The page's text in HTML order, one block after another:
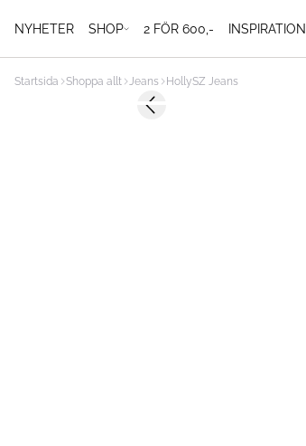
NYHETER SHOP 2 FÖR 600,- INSPIRATION
Startsida Shoppa allt Jeans HollySZ Jeans
-50%Previous slide